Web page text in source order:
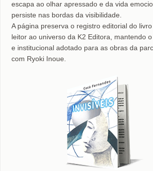
escapa ao olhar apressado e da vida
persiste nas bordas da visibilidade.
A página preserva o registro editorial do
leitor ao universo da K2 Editora, mantendo
e institucional adotado para as obras da
com Ryoki Inoue.